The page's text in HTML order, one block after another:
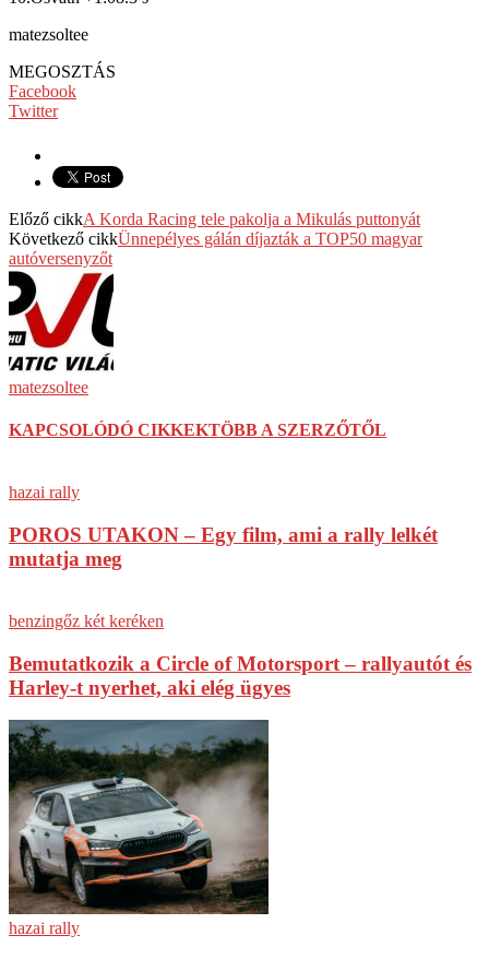
matezsoltee
MEGOSZTÁS
Facebook
Twitter
Előző cikkA Korda Racing tele pakolja a Mikulás puttonyát
Következő cikkÜnnepélyes gálán díjazták a TOP50 magyar
autóversenyzőt
matezsoltee
KAPCSOLÓDÓ CIKKEKTÖBB A SZERZŐTŐL
hazai rally
POROS UTAKON – Egy film, ami a rally lelkét
mutatja meg
benzingőz két keréken
Bemutatkozik a Circle of Motorsport – rallyautót és
Harley-t nyerhet, aki elég ügyes
hazai rally